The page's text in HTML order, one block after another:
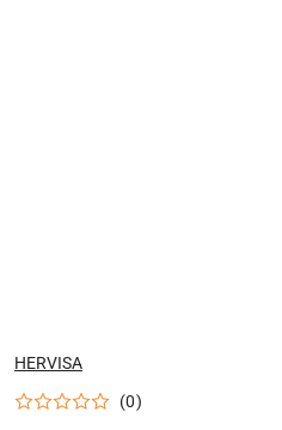
NAZWA
PRODUCENTA:
HERVISA
(0)